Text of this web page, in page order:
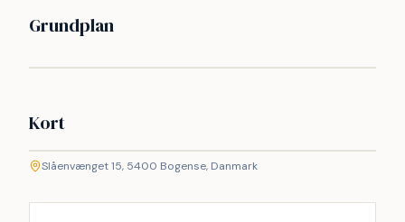
Grundplan
Kort
+
−
Slåenvænget 15, 5400 Bogense, Danmark